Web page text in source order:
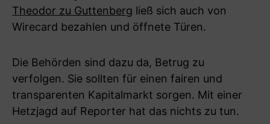
Theodor zu Guttenberg ließ sich auch von
Wirecard bezahlen und öffnete Türen.
Die Behörden sind dazu da, Betrug zu
verfolgen. Sie sollten für einen fairen und
transparenten Kapitalmarkt sorgen. Mit einer
Hetzjagd auf Reporter hat das nichts zu tun.